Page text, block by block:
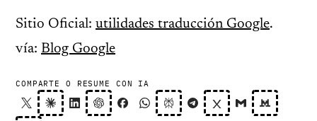
Sitio Oficial: utilidades traducción Google.
vía: Blog Google
COMPARTE O RESUME CON IA